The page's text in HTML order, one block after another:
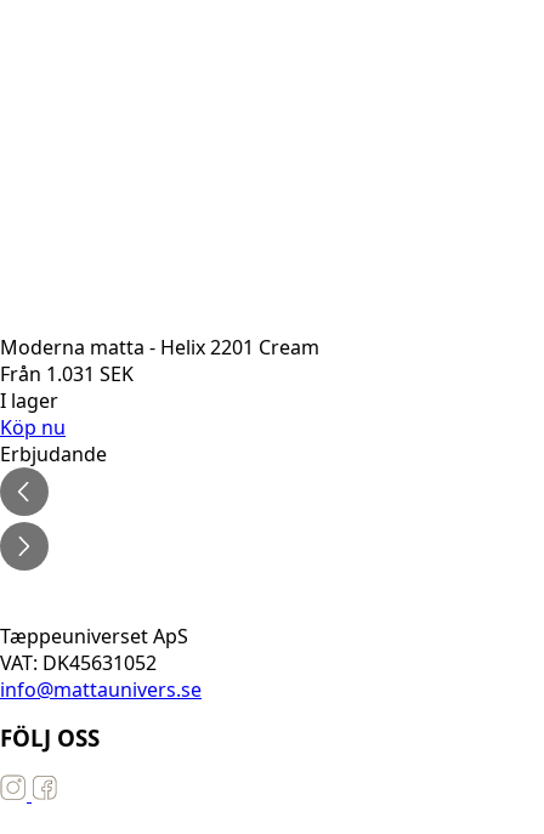
Moderna matta - Helix 2201 Cream
Från 1.031 SEK
I lager
Köp nu
Erbjudande
Tæppeuniverset ApS
VAT: DK45631052
info@mattaunivers.se
FÖLJ OSS